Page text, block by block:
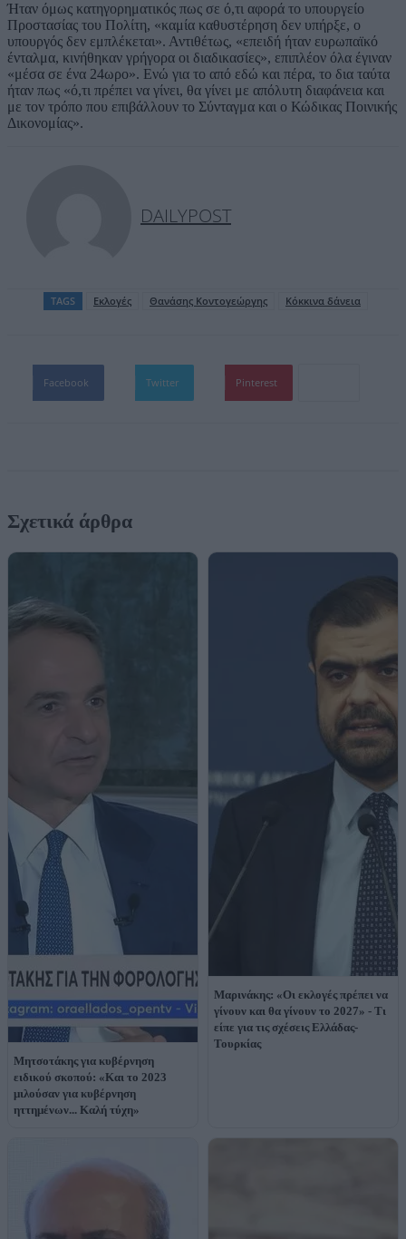
Ήταν όμως κατηγορηματικός πως σε ό,τι αφορά το υπουργείο
Προστασίας του Πολίτη, «καμία καθυστέρηση δεν υπήρξε, ο
υπουργός δεν εμπλέκεται». Αντιθέτως, «επειδή ήταν ευρωπαϊκό
ένταλμα, κινήθηκαν γρήγορα οι διαδικασίες», επιπλέον όλα έγιναν
«μέσα σε ένα 24ωρο». Ενώ για το από εδώ και πέρα, το δια ταύτα
ήταν πως «ό,τι πρέπει να γίνει, θα γίνει με απόλυτη διαφάνεια και
με τον τρόπο που επιβάλλουν το Σύνταγμα και ο Κώδικας Ποινικής
Δικονομίας».
DAILYPOST
TAGS Εκλογές Θανάσης Κοντογεώργης Κόκκινα δάνεια
Facebook Twitter Pinterest
Σχετικά άρθρα
Μητσοτάκης για κυβέρνηση
ειδικού σκοπού: «Και το 2023
μιλούσαν για κυβέρνηση
ηττημένων... Καλή τύχη»
Μαρινάκης: «Οι εκλογές πρέπει να
γίνουν και θα γίνουν το 2027» - Τι
είπε για τις σχέσεις Ελλάδας-
Τουρκίας